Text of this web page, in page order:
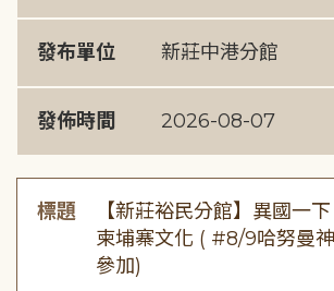
發布單位 新莊中港分館
發佈時間 2026-08-07
標題
【新莊裕民分館】異國一
柬埔寨文化 ( #8/9哈努曼
參加)